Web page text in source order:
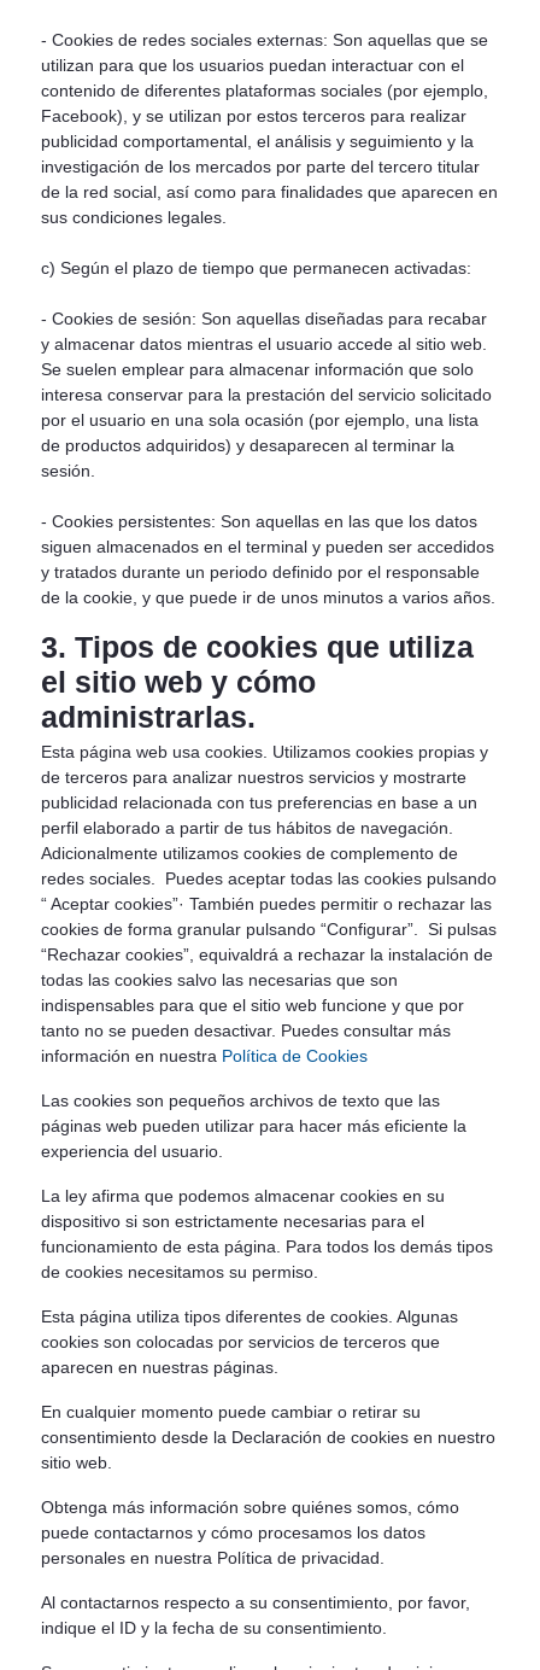
- Cookies de redes sociales externas: Son aquellas que se
utilizan para que los usuarios puedan interactuar con el
contenido de diferentes plataformas sociales (por ejemplo,
Facebook), y se utilizan por estos terceros para realizar
publicidad comportamental, el análisis y seguimiento y la
investigación de los mercados por parte del tercero titular
de la red social, así como para finalidades que aparecen en
sus condiciones legales.
c) Según el plazo de tiempo que permanecen activadas:
- Cookies de sesión: Son aquellas diseñadas para recabar
y almacenar datos mientras el usuario accede al sitio web.
Se suelen emplear para almacenar información que solo
interesa conservar para la prestación del servicio solicitado
por el usuario en una sola ocasión (por ejemplo, una lista
de productos adquiridos) y desaparecen al terminar la
sesión.
- Cookies persistentes: Son aquellas en las que los datos
siguen almacenados en el terminal y pueden ser accedidos
y tratados durante un periodo definido por el responsable
de la cookie, y que puede ir de unos minutos a varios años.
3. Tipos de cookies que utiliza
el sitio web y cómo
administrarlas.
Esta página web usa cookies. Utilizamos cookies propias y
de terceros para analizar nuestros servicios y mostrarte
publicidad relacionada con tus preferencias en base a un
perfil elaborado a partir de tus hábitos de navegación.
Adicionalmente utilizamos cookies de complemento de
redes sociales. Puedes aceptar todas las cookies pulsando
“ Aceptar cookies”· También puedes permitir o rechazar las
cookies de forma granular pulsando “Configurar”. Si pulsas
“Rechazar cookies”, equivaldrá a rechazar la instalación de
todas las cookies salvo las necesarias que son
indispensables para que el sitio web funcione y que por
tanto no se pueden desactivar. Puedes consultar más
información en nuestra Política de Cookies
Las cookies son pequeños archivos de texto que las
páginas web pueden utilizar para hacer más eficiente la
experiencia del usuario.
La ley afirma que podemos almacenar cookies en su
dispositivo si son estrictamente necesarias para el
funcionamiento de esta página. Para todos los demás tipos
de cookies necesitamos su permiso.
Esta página utiliza tipos diferentes de cookies. Algunas
cookies son colocadas por servicios de terceros que
aparecen en nuestras páginas.
En cualquier momento puede cambiar o retirar su
consentimiento desde la Declaración de cookies en nuestro
sitio web.
Obtenga más información sobre quiénes somos, cómo
puede contactarnos y cómo procesamos los datos
personales en nuestra Política de privacidad.
Al contactarnos respecto a su consentimiento, por favor,
indique el ID y la fecha de su consentimiento.